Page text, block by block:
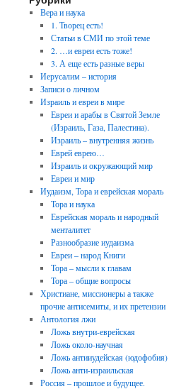
Вера и наука
1. Творец есть!
Статьи в СМИ по этой теме
2. …и евреи есть тоже!
3. А еще есть разные веры
Иерусалим – история
Записи о личном
Израиль и евреи в мире
Евреи и арабы в Святой Земле
(Израиль, Газа, Палестина).
Израиль – внутренняя жизнь
Еврей еврею…
Израиль и окружающий мир
Евреи и мир
Иудаизм, Тора и еврейская мораль
Тора и наука
Еврейская мораль и народный
менталитет
Разнообразие иудаизма
Евреи – народ Книги
Тора – мысли к главам
Тора – общие вопросы
Христиане, миссионеры а также
прочие антисемиты, и их претензии
Антология лжи
Ложь внутри-еврейская
Ложь около-научная
Ложь антииудейская (юдофобия)
Ложь анти-израильская
Россия – прошлое и будущее.